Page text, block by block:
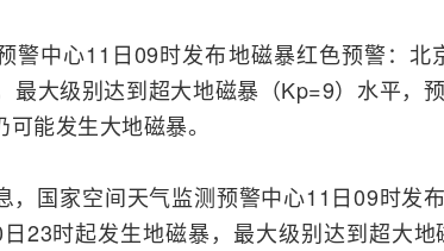
警中心11日09时发布地磁暴红色预警：北
最大级别达到超大地磁暴（Kp=9）水平，
能发生大地磁暴。
，国家空间天气监测预警中心11日09时发
23时起发生地磁暴，最大级别达到超大